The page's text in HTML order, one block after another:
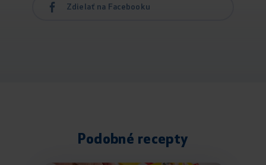
Zdielať na Facebooku
Podobné recepty